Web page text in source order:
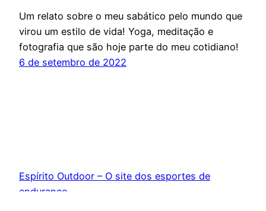
Um relato sobre o meu sabático pelo mundo que
virou um estilo de vida! Yoga, meditação e
fotografia que são hoje parte do meu cotidiano!
6 de setembro de 2022
Espírito Outdoor – O site dos esportes de
endurance